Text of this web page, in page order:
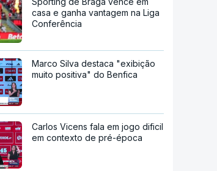
casa e ganha vantagem na Liga
Conferência
Marco Silva destaca "exibição
muito positiva" do Benfica
Carlos Vicens fala em jogo dificil
em contexto de pré-época